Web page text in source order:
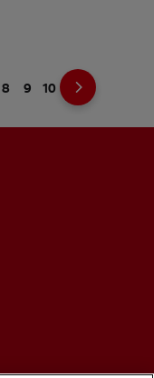
8 9 10